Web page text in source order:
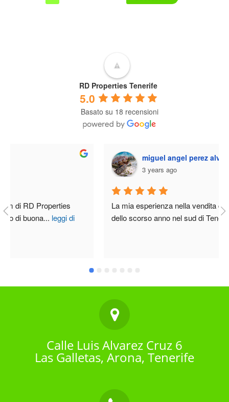
RD Properties Tenerife
5.0
Basato su 18 recensioni
miguel angel perez alvarez
La mia esperienza nella vendita della mia casa alla fine
dello scorso anno nel sud di Tenerife ha...leggi di più
Calle Luis Alvarez Cruz 6
Las Galletas, Arona, Tenerife